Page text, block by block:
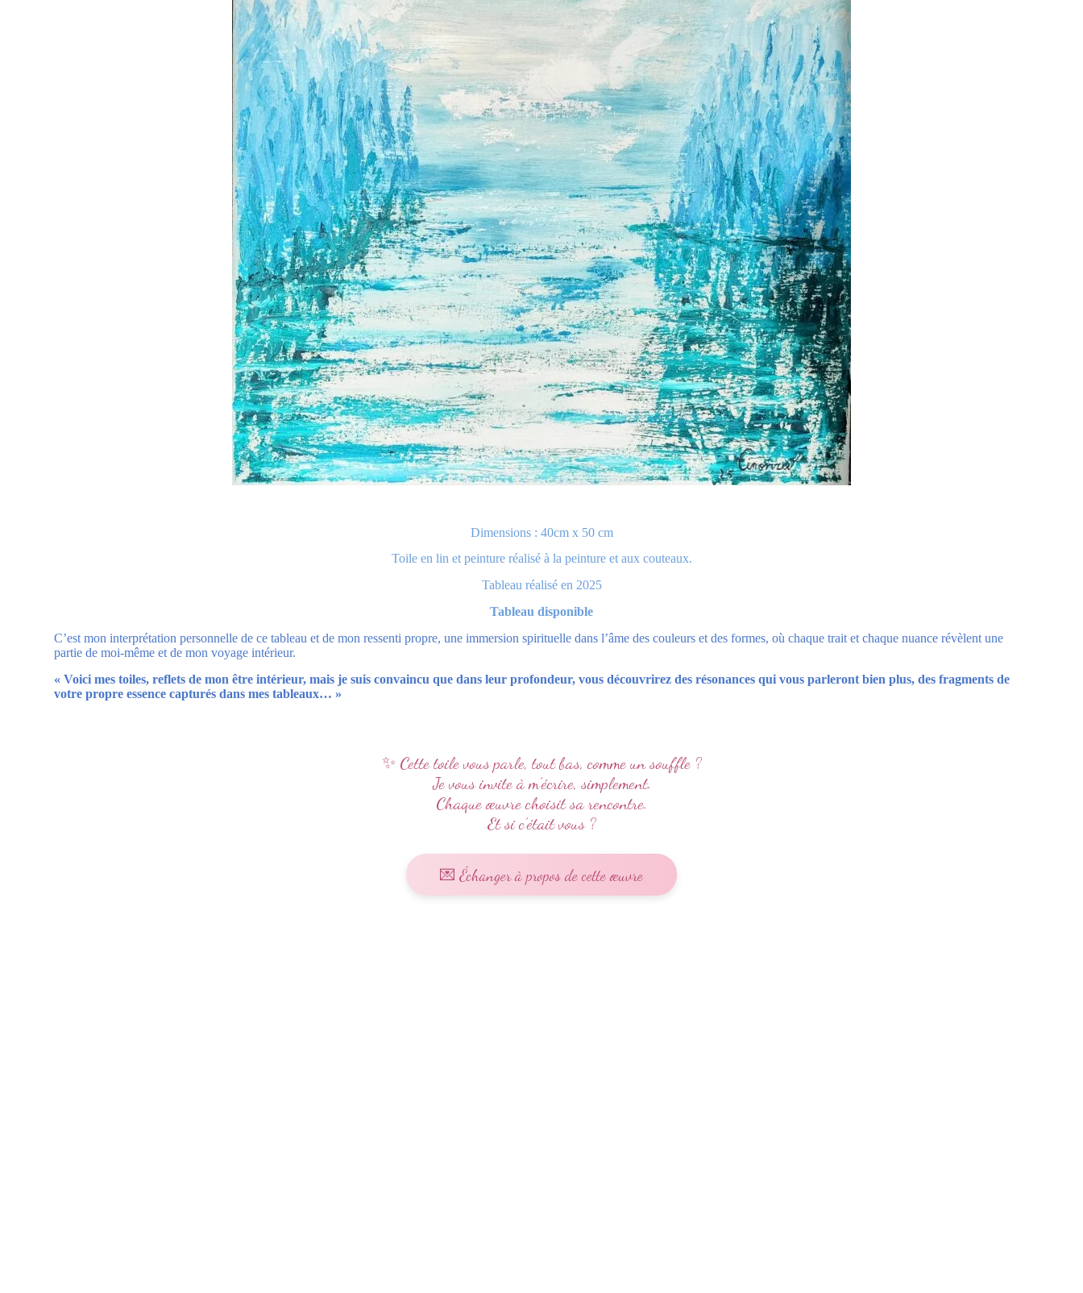
Dimensions : 40cm x 50 cm
Toile en lin et peinture réalisé à la peinture et aux couteaux.
Tableau réalisé en 2025
Tableau disponible
C’est mon interprétation personnelle de ce tableau et de mon ressenti propre, une immersion spirituelle dans l’âme des couleurs et des formes, où chaque trait et chaque nuance révèlent une
partie de moi-même et de mon voyage intérieur.
« Voici mes toiles, reflets de mon être intérieur, mais je suis convaincu que dans leur profondeur, vous découvrirez des résonances qui vous parleront bien plus, des fragments de
votre propre essence capturés dans mes tableaux… »
✨ Cette toile vous parle, tout bas, comme un souffle ?
Je vous invite à m’écrire, simplement.
Chaque œuvre choisit sa rencontre.
Et si c’était vous ?
💌 Échanger à propos de cette œuvre